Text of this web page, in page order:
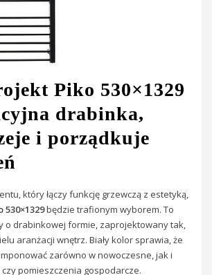
Piko 530×1329
drabinka,
i porządkuje
który łączy funkcję grzewczą z estetyką,
będzie trafionym wyborem. To
o drabinkowej formie, zaprojektowany tak,
aranżacji wnętrz. Biały kolor sprawia, że
zarówno w nowoczesne, jak i
pomieszczenia gospodarcze.